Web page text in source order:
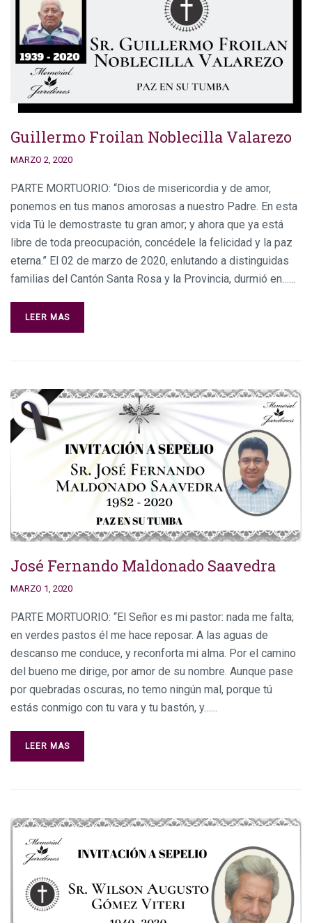
Guillermo Froilan Noblecilla Valarezo
MARZO 2, 2020
PARTE MORTUORIO: “Dios de misericordia y de amor,
ponemos en tus manos amorosas a nuestro Padre. En esta
vida Tú le demostraste tu gran amor; y ahora que ya está
libre de toda preocupación, concédele la felicidad y la paz
eterna.” El 02 de marzo de 2020, enlutando a distinguidas
familias del Cantón Santa Rosa y la Provincia, durmió en…...
LEER MAS
José Fernando Maldonado Saavedra
MARZO 1, 2020
PARTE MORTUORIO: “El Señor es mi pastor: nada me falta;
en verdes pastos él me hace reposar. A las aguas de
descanso me conduce, y reconforta mi alma. Por el camino
del bueno me dirige, por amor de su nombre. Aunque pase
por quebradas oscuras, no temo ningún mal, porque tú
estás conmigo con tu vara y tu bastón, y…...
LEER MAS